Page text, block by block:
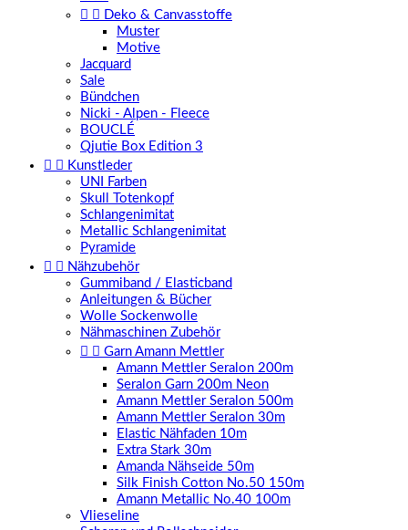
  Deko & Canvasstoffe
Muster
Motive
Jacquard
Sale
Bündchen
Nicki - Alpen - Fleece
BOUCLÉ
Qjutie Box Edition 3
  Kunstleder
UNI Farben
Skull Totenkopf
Schlangenimitat
Metallic Schlangenimitat
Pyramide
  Nähzubehör
Gummiband / Elasticband
Anleitungen & Bücher
Wolle Sockenwolle
Nähmaschinen Zubehör
  Garn Amann Mettler
Amann Mettler Seralon 200m
Seralon Garn 200m Neon
Amann Mettler Seralon 500m
Amann Mettler Seralon 30m
Elastic Nähfaden 10m
Extra Stark 30m
Amanda Nähseide 50m
Silk Finish Cotton No.50 150m
Amann Metallic No.40 100m
Vlieseline